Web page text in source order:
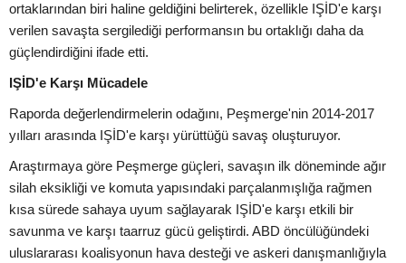
ortaklarından biri haline geldiğini belirterek, özellikle IŞİD'e karşı
verilen savaşta sergilediği performansın bu ortaklığı daha da
güçlendirdiğini ifade etti.
IŞİD'e Karşı Mücadele
Raporda değerlendirmelerin odağını, Peşmerge'nin 2014-2017
yılları arasında IŞİD'e karşı yürüttüğü savaş oluşturuyor.
Araştırmaya göre Peşmerge güçleri, savaşın ilk döneminde ağır
silah eksikliği ve komuta yapısındaki parçalanmışlığa rağmen
kısa sürede sahaya uyum sağlayarak IŞİD'e karşı etkili bir
savunma ve karşı taarruz gücü geliştirdi. ABD öncülüğündeki
uluslararası koalisyonun hava desteği ve askeri danışmanlığıyla